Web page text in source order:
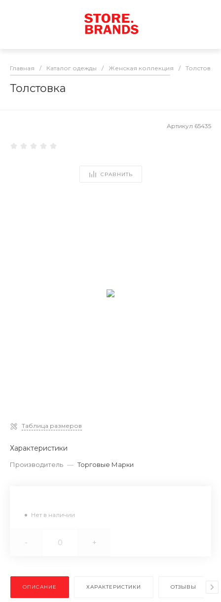
Главная / Каталог одежды / Женская коллекция / Толстовки
Толстовка
Артикул 65435
СРАВНИТЬ
Таблица размеров
Характеристики
Производитель — Торговые Марки
Нет в наличии
- +
ОПИСАНИЕ ХАРАКТЕРИСТИКИ ОТЗЫВЫ